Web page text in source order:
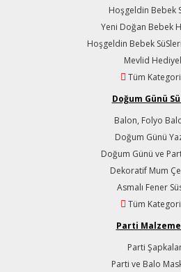
Hoşgeldin Bebek
Yeni Doğan Bebek
Hoşgeldin Bebek
Mevlid
Tüm
Doğum Günü
Balon, Folyo
Doğum Günü
Doğum Günü ve
Dekoratif Mum
Asmalı Fener
Tüm
Parti
Parti
Parti ve Balo